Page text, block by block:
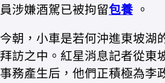
員涉嫌酒駕已被拘留包養 。
今朝，小車是若何沖進東坡湖
拜訪之中。紅星消息記者從東
事務產生后，他們正積極為李